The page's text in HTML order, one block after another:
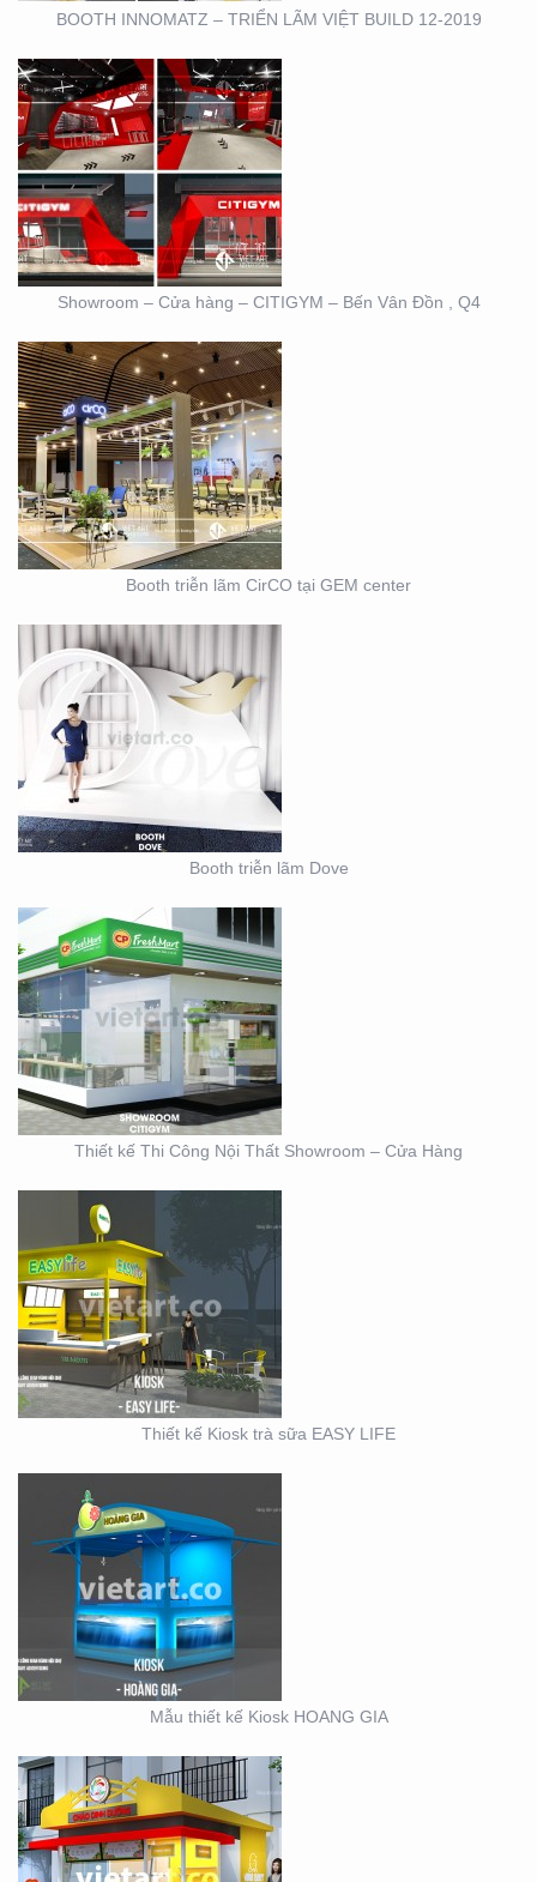
BOOTH INNOMATZ – TRIỂN LÃM VIỆT BUILD 12-2019
Showroom – Cửa hàng – CITIGYM – Bến Vân Đồn , Q4
BOOTH TRIỄN LÃM
CIRCO TẠI GEM
CENTER
Booth triễn lãm CirCO tại GEM center
BOOTH TRIỄN LÃM
DOVE
Booth triễn lãm Dove
THIẾT KẾ THI CÔNG
NỘI THẤT SHOWROOM
– CỬA HÀNG
Thiết kế Thi Công Nội Thất Showroom – Cửa Hàng
THIẾT KẾ KIOSK TRÀ
SỮA EASY LIFE
Thiết kế Kiosk trà sữa EASY LIFE
MẪU THIẾT KẾ KIOSK
HOANG GIA
Mẫu thiết kế Kiosk HOANG GIA
KIOSK CHÁO VINA BABY
SỰ KIỆN CÔNG TY ĐIỆN
LỰC EVN HẢI PHÒNG